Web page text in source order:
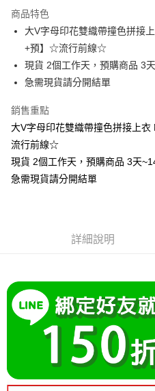
Apple Pay
街口支付
悠遊付
Google Pay
全支付
大哥付你分期
2.付款方式選擇「大哥付你分期」，
4.訂單成立30分鐘內，如未前往確認
消。如遇「轉專審核」未通過狀況，
法說明評估內容。
【繳款方式說明】
1.分期款項不併入電信帳單，「大哥
2.透過簡訊連結打開帳單後，可選擇
帳／街口支付／iPASS MONEY」等
１．簡單：不需註冊會員、不需綁卡、
２．便利：只要手機號碼，簡訊認證，
３．安心：先確認商品／服務後，再
【「AFTEE先享後付」結帳流程】
１．於結帳方式選擇「AFTEE先享後
結帳頁面，進行簡訊認證並確認金額
２．訂單成立數日內，您將收到繳費
相關說明
「Hami Point」為中華電信所提供之
會員帳號後，即可在購物車使用
ATM付款
運送方式
全家付款取貨
每筆NT$80，滿NT$699(含以上)
商品特色
大V字母印花雙織帶撞色拼接
+預】☆流行前線☆
現貨 2個工作天，預購商品 3
急需現貨請分開結單
銷售重點
大V字母印花雙織帶撞色拼接上
流行前線☆
現貨 2個工作天，預購商品 3天
急需現貨請分開結單
詳細說明